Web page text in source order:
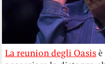
La reunion degli Oasis